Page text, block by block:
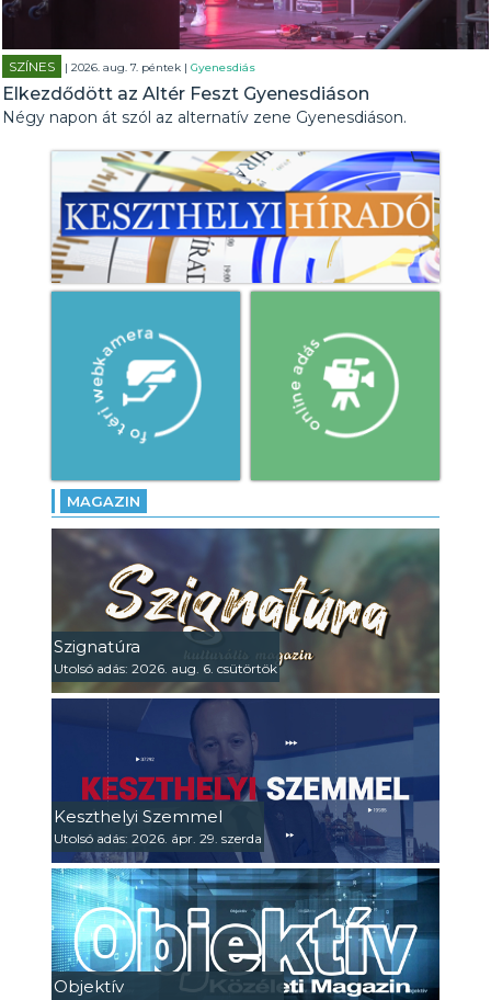
SZÍNES | 2026. aug. 7. péntek |Gyenesdiás
Elkezdődött az Altér Feszt Gyenesdiáson
Négy napon át szól az alternatív zene Gyenesdiáson.
MAGAZIN
Szignatúra
Utolsó adás: 2026. aug. 6. csütörtök
Keszthelyi Szemmel
Utolsó adás: 2026. ápr. 29. szerda
Objektív